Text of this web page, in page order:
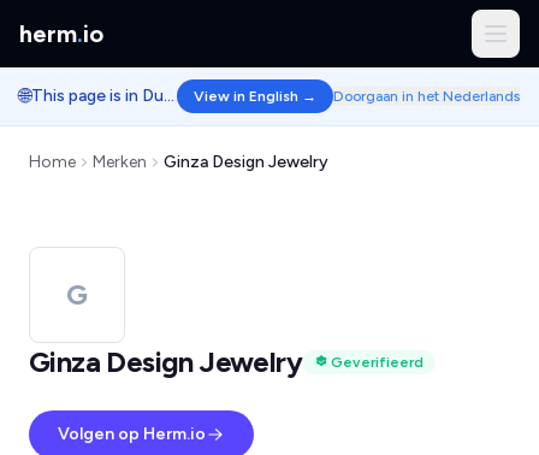
herm.io
🌐 This page is in Dutch. View in English → Doorgaan in het Nederlands
Home Merken Ginza Design Jewelry
G
Ginza Design Jewelry
Geverifieerd
Volgen op Herm.io